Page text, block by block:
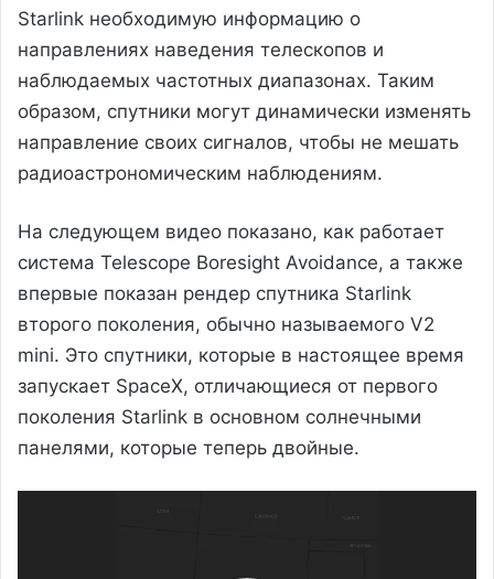
Starlink необходимую информацию о
направлениях наведения телескопов и
наблюдаемых частотных диапазонах. Таким
образом, спутники могут динамически изменять
направление своих сигналов, чтобы не мешать
радиоастрономическим наблюдениям.
На следующем видео показано, как работает
система Telescope Boresight Avoidance, а также
впервые показан рендер спутника Starlink
второго поколения, обычно называемого V2
mini. Это спутники, которые в настоящее время
запускает SpaceX, отличающиеся от первого
поколения Starlink в основном солнечными
панелями, которые теперь двойные.